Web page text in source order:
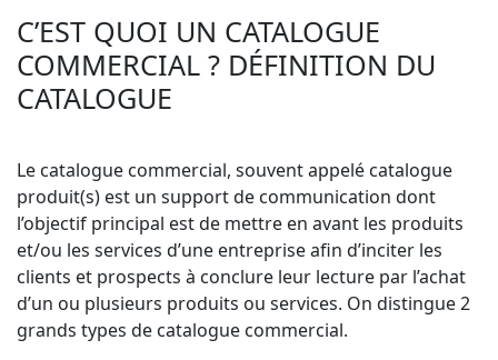
C’EST QUOI UN CATALOGUE
COMMERCIAL ? DÉFINITION DU
CATALOGUE
Le catalogue commercial, souvent appelé catalogue
produit(s) est un support de communication dont
l’objectif principal est de mettre en avant les produits
et/ou les services d’une entreprise afin d’inciter les
clients et prospects à conclure leur lecture par l’achat
d’un ou plusieurs produits ou services. On distingue 2
grands types de catalogue commercial.